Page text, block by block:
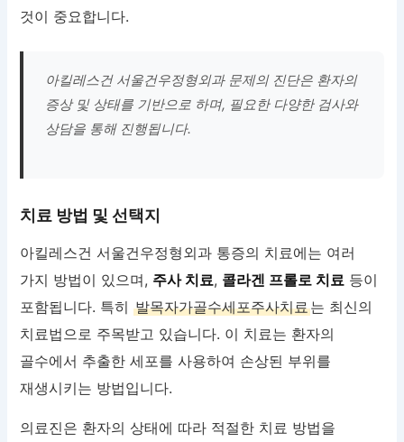
것이 중요합니다.
아킬레스건 서울건우정형외과 문제의 진단은 환자의
증상 및 상태를 기반으로 하며, 필요한 다양한 검사와
상담을 통해 진행됩니다.
치료 방법 및 선택지
아킬레스건 서울건우정형외과 통증의 치료에는 여러
가지 방법이 있으며, 주사 치료, 콜라겐 프롤로 치료 등이
포함됩니다. 특히발목자가골수세포주사치료는 최신의
치료법으로 주목받고 있습니다. 이 치료는 환자의
골수에서 추출한 세포를 사용하여 손상된 부위를
재생시키는 방법입니다.
의료진은 환자의 상태에 따라 적절한 치료 방법을